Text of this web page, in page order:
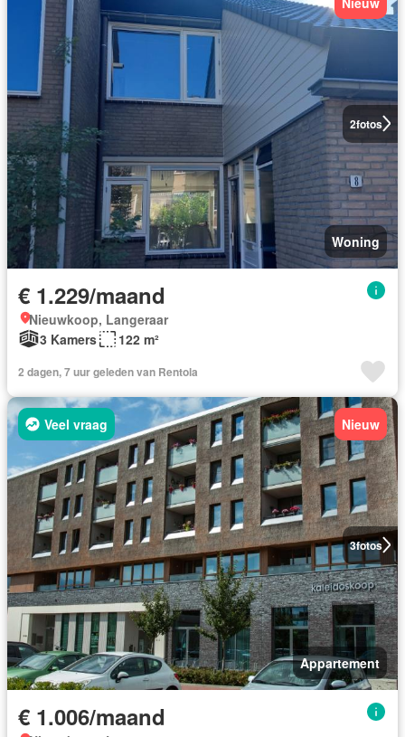
2fotos
Woning
€ 1.229/maand
Nieuwkoop, Langeraar
3 Kamers
122 m²
2 dagen, 7 uur geleden van Rentola
3fotos
Veel vraag Nieuw
Appartement
€ 1.006/maand